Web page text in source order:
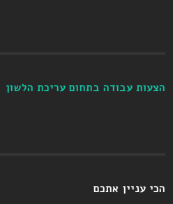
הצעות עבודה בתחום עריכת הלשון
הכי עניין אתכם